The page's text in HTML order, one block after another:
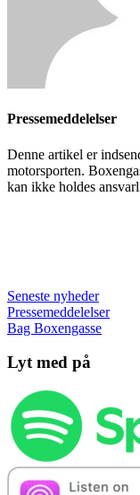
Pressemeddelelser
Denne artikel er
motorsporten.
kan ikke holdes
Seneste nyheder
Pressemeddelelser
Bag Boxengasse
Lyt med på